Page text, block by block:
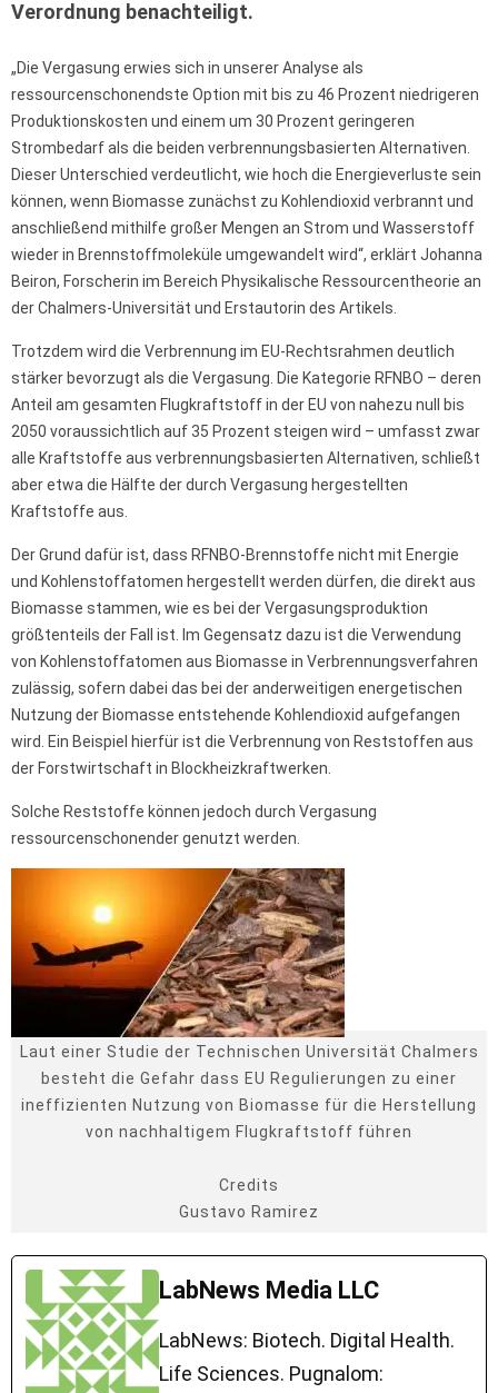
Verordnung benachteiligt.
„Die Vergasung erwies sich in unserer Analyse als
ressourcenschonendste Option mit bis zu 46 Prozent niedrigeren
Produktionskosten und einem um 30 Prozent geringeren
Strombedarf als die beiden verbrennungsbasierten Alternativen.
Dieser Unterschied verdeutlicht, wie hoch die Energieverluste sein
können, wenn Biomasse zunächst zu Kohlendioxid verbrannt und
anschließend mithilfe großer Mengen an Strom und Wasserstoff
wieder in Brennstoffmoleküle umgewandelt wird“, erklärt Johanna
Beiron, Forscherin im Bereich Physikalische Ressourcentheorie an
der Chalmers-Universität und Erstautorin des Artikels.
Trotzdem wird die Verbrennung im EU-Rechtsrahmen deutlich
stärker bevorzugt als die Vergasung. Die Kategorie RFNBO – deren
Anteil am gesamten Flugkraftstoff in der EU von nahezu null bis
2050 voraussichtlich auf 35 Prozent steigen wird – umfasst zwar
alle Kraftstoffe aus verbrennungsbasierten Alternativen, schließt
aber etwa die Hälfte der durch Vergasung hergestellten
Kraftstoffe aus.
Der Grund dafür ist, dass RFNBO-Brennstoffe nicht mit Energie
und Kohlenstoffatomen hergestellt werden dürfen, die direkt aus
Biomasse stammen, wie es bei der Vergasungsproduktion
größtenteils der Fall ist. Im Gegensatz dazu ist die Verwendung
von Kohlenstoffatomen aus Biomasse in Verbrennungsverfahren
zulässig, sofern dabei das bei der anderweitigen energetischen
Nutzung der Biomasse entstehende Kohlendioxid aufgefangen
wird. Ein Beispiel hierfür ist die Verbrennung von Reststoffen aus
der Forstwirtschaft in Blockheizkraftwerken.
Solche Reststoffe können jedoch durch Vergasung
ressourcenschonender genutzt werden.
Laut einer Studie der Technischen Universität Chalmers
besteht die Gefahr dass EU Regulierungen zu einer
ineffizienten Nutzung von Biomasse für die Herstellung
von nachhaltigem Flugkraftstoff führen
Credits
Gustavo Ramirez
LabNews Media LLC
LabNews: Biotech. Digital Health.
Life Sciences. Pugnalom: